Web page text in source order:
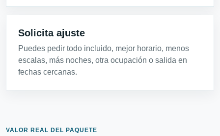
Solicita ajuste
Puedes pedir todo incluido, mejor horario, menos
escalas, más noches, otra ocupación o salida en
fechas cercanas.
VALOR REAL DEL PAQUETE